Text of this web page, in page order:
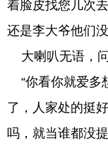
着脸皮找您几次
还是李大爷他们
大喇叭无语，问
“你看你就爱多
了，人家处的挺
吗，就当谁都没